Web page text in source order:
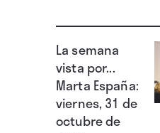
La semana
vista por...
Marta España:
viernes, 31 de
octubre de